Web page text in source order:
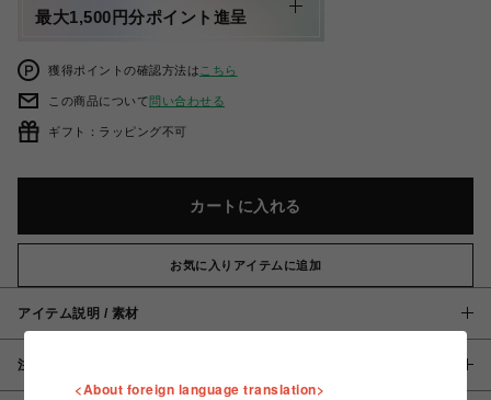
最大1,500円分ポイント進呈
獲得ポイントの確認方法は こちら
この商品について問い合わせる
ギフト：ラッピング不可
カートに入れる
お気に入りアイテムに追加
アイテム説明 / 素材
注意事項
<About foreign language translation>